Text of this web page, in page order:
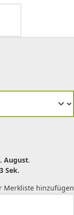
August.
Sek.
Merkliste hinzufügen